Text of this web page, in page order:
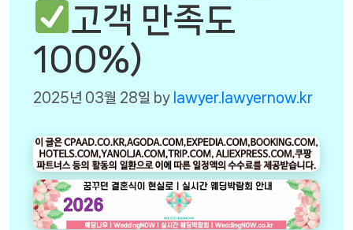
고객 만족도
100%)
2025년 03월 28일 by lawyer.lawyernow.kr